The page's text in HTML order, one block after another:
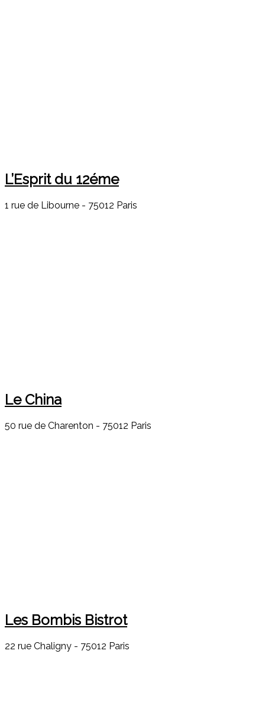
L’Esprit du 12éme
1 rue de Libourne - 75012 Paris
Le China
50 rue de Charenton - 75012 Paris
Les Bombis Bistrot
22 rue Chaligny - 75012 Paris